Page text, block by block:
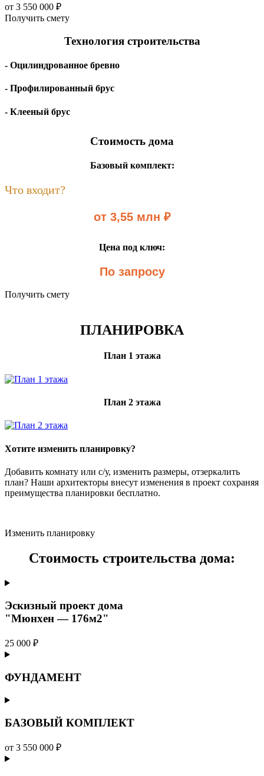
от 3 550 000 ₽
Получить смету
Технология строительства
- Оцилиндрованное бревно
- Профилированный брус
- Клееный брус
Стоимость дома
Базовый комплект:
Что входит?
от 3,55 млн ₽
Цена под ключ:
По запросу
Получить смету
ПЛАНИРОВКА
План 1 этажа
План 2 этажа
Хотите изменить планировку?
Добавить комнату или с/у, изменить размеры, отзеркалить
план? Наши архитекторы внесут изменения в проект сохраняя
преимущества планировки бесплатно.
Изменить планировку
Стоимость строительства дома:
Эскизный проект дома
"Мюнхен — 176м2"
25 000 ₽
ФУНДАМЕНТ
БАЗОВЫЙ КОМПЛЕКТ
от 3 550 000 ₽